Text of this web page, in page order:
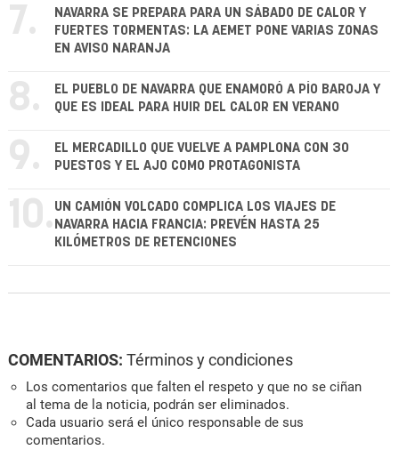
7.
NAVARRA SE PREPARA PARA UN SÁBADO DE CALOR Y
FUERTES TORMENTAS: LA AEMET PONE VARIAS ZONAS
EN AVISO NARANJA
8.
EL PUEBLO DE NAVARRA QUE ENAMORÓ A PÍO BAROJA Y
QUE ES IDEAL PARA HUIR DEL CALOR EN VERANO
9.
EL MERCADILLO QUE VUELVE A PAMPLONA CON 30
PUESTOS Y EL AJO COMO PROTAGONISTA
10. UN CAMIÓN VOLCADO COMPLICA LOS VIAJES DE
NAVARRA HACIA FRANCIA: PREVÉN HASTA 25
KILÓMETROS DE RETENCIONES
COMENTARIOS: Términos y condiciones
Los comentarios que falten el respeto y que no se ciñan
al tema de la noticia, podrán ser eliminados.
Cada usuario será el único responsable de sus
comentarios.